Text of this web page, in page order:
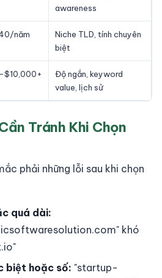
awareness
năm
Niche TLD, tính chuyên
biệt
$10,000+
Độ ngắn, keyword
value, lịch sử
Tránh Khi Chọn
phải những lỗi sau khi chọn
quá dài:
khó
biệt hoặc số: "startup-